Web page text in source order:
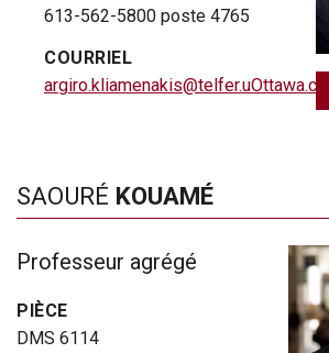
613-562-5800 poste 4765
COURRIEL
argiro.kliamenakis@telfer.uOttawa.ca
SAOURÉ KOUAMÉ
Professeur agrégé
PIÈCE
DMS 6114